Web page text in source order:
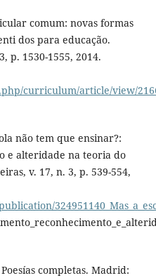
comum: novas formas
dos para educação.
p. 1530-1555, 2014.
curriculum/article/view/
não tem que ensinar?:
e alteridade na teoria do
v. 17, n. 3, p. 539-554,
completas. Madrid: